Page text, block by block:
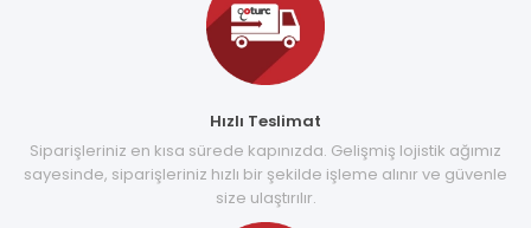
Hızlı Teslimat
Siparişleriniz en kısa sürede kapınızda. Gelişmiş lojistik ağımız
sayesinde, siparişleriniz hızlı bir şekilde işleme alınır ve güvenle
size ulaştırılır.